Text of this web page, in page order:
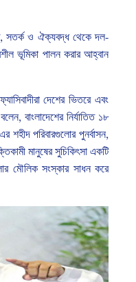
,সতর্ক ও ঐক্যবদ্ধ থেকে দল-
ভূমিকা পালন করার আহ্বান
ফ্যাসিবাদীরা দেশের ভিতরে এবং
বলেন,বাংলাদেশের নির্যাতিত ১৮
এর শহীদ পরিবারগুলোর পুনর্বাসন,
মানুষের সুচিকিৎসা একটি
মৌলিক সংস্কার সাধন করে